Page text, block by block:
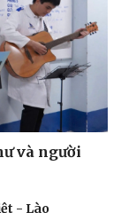
và người
- Lào